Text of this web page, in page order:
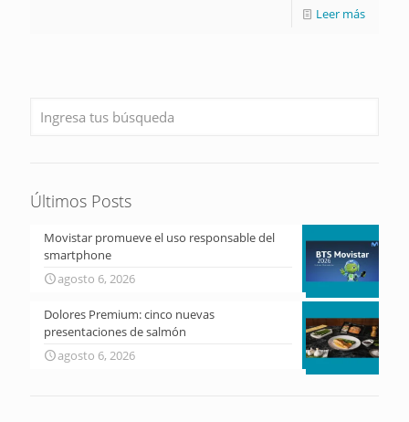
Leer más
Últimos Posts
Movistar promueve el uso responsable del
smartphone
agosto 6, 2026
Dolores Premium: cinco nuevas
presentaciones de salmón
agosto 6, 2026